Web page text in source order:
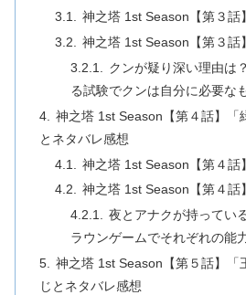
神之塔 1st Season【第３話
神之塔 1st Season【第３話
クンが疑り深い理由は
る試験でクンは自分に必要な
神之塔 1st Season【第４話】「
とネタバレ感想
神之塔 1st Season【第４話
神之塔 1st Season【第４話
夜とアナクが持ってい
ラウンゲームでそれぞれの能
神之塔 1st Season【第５話】「
じとネタバレ感想